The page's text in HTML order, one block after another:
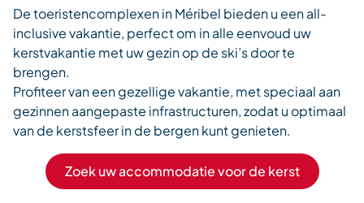
De toeristencomplexen in Méribel bieden u eenall-
inclusivevakantie, perfect om in alle eenvoud uw
kerstvakantie met uw gezin op de ski’s door te
brengen.
Profiteer van een gezellige vakantie, met speciaal aan
gezinnen aangepaste infrastructuren, zodat u optimaal
van de kerstsfeer in de bergen kunt genieten.
Zoek uw accommodatie voor de kerst